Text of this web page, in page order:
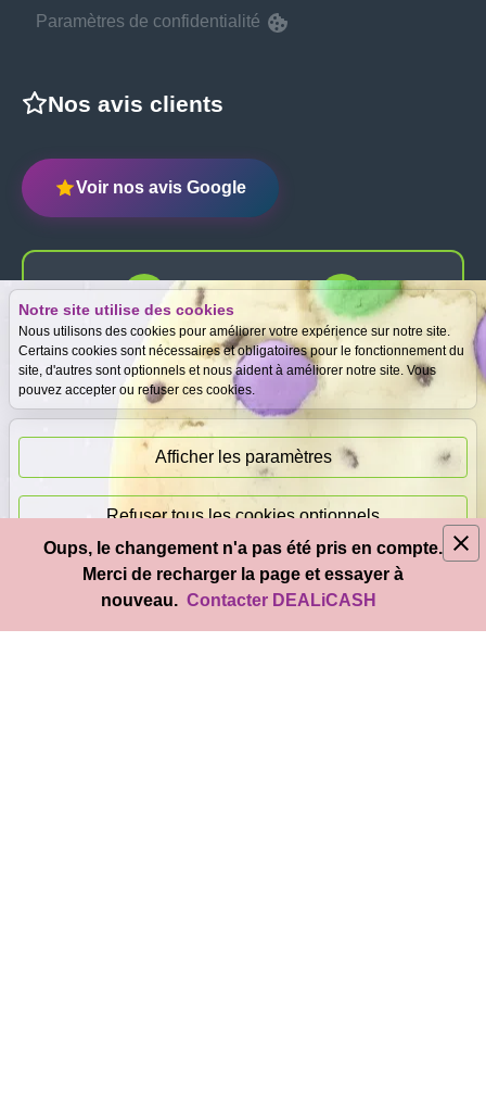
Notre site utilise des cookies
Nous utilisons des cookies pour améliorer votre expérience sur notre site.
Certains cookies sont nécessaires et obligatoires pour le fonctionnement du
site, d'autres sont optionnels et nous aident à améliorer notre site. Vous
pouvez accepter ou refuser ces cookies.
Afficher les paramètres
Refuser tous les cookies optionnels
Accepter tous les cookies
Paramètres de confidentialité
Nos avis clients
Voir nos avis Google
Expertise
gratuite
Meilleurs prix
garantis
Paiement
immédiat
© 2026 DEALiCASH- Tous droits réservés
Oups, le changement n'a pas été pris en compte.
Merci de recharger la page et essayer à
nouveau. Contacter DEALiCASH